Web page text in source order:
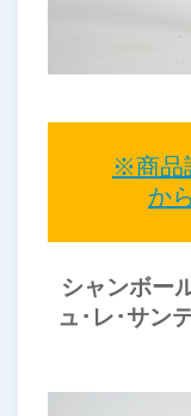
※商品
か
シャンボー
ュ･レ･サン